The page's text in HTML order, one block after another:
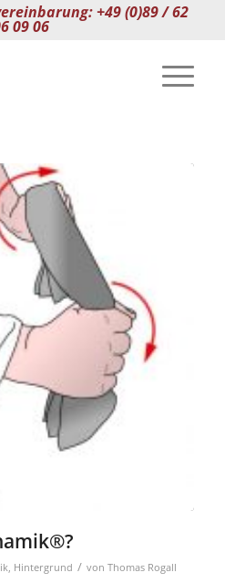
+49 (0)89 / 62
09 06
Hintergrund / von Thomas Rogall